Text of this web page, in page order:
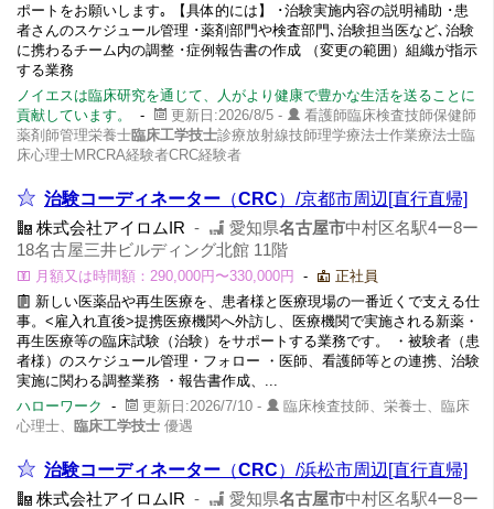
ポートをお願いします｡ 【具体的には】 ･治験実施内容の説明補助 ･患
者さんのスケジュール管理 ･薬剤部門や検査部門､治験担当医など､治験
に携わるチーム内の調整 ･症例報告書の作成 （変更の範囲）組織が指示
する業務
ノイエスは臨床研究を通じて、人がより健康で豊かな生活を送ることに
貢献しています。
- 更新日:2026/8/5 -
看護師臨床検査技師保健師
薬剤師管理栄養士臨床工学技士診療放射線技師理学療法士作業療法士臨
床心理士MRCRA経験者CRC経験者
治験コーディネーター （CRC）/京都市周辺[直行直帰]
株式会社アイロムIR - 愛知県名古屋市中村区名駅4ー8ー
18名古屋三井ビルディング北館 11階
月額又は時間額：290,000円〜330,000円 -
正社員
新しい医薬品や再生医療を、患者様と医療現場の一番近くで支える仕
事。<雇入れ直後>提携医療機関へ外訪し、医療機関で実施される新薬・
再生医療等の臨床試験（治験）をサポートする業務です。 ・被験者（患
者様）のスケジュール管理・フォロー ・医師、看護師等との連携、治験
実施に関わる調整業務 ・報告書作成、...
ハローワーク
- 更新日:2026/7/10 -
臨床検査技師、栄養士、臨床
心理士、
臨床工学技士 優遇
治験コーディネーター （CRC）/浜松市周辺[直行直帰]
株式会社アイロムIR - 愛知県名古屋市中村区名駅4ー8ー